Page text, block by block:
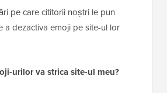
pe care cititorii noștri le pun
a dezactiva emoji pe site-ul lor
urilor va strica site-ul meu?